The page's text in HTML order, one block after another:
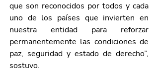
que son reconocidos por todos y cada
uno de los países que invierten en
nuestra entidad para reforzar
permanentemente las condiciones de
paz, seguridad y estado de derecho”,
sostuvo.